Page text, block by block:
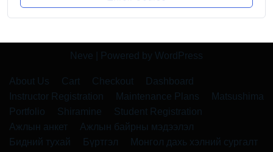
Neve | Powered by WordPress
About Us Cart Checkout
Dashboard
Instructor Registration
Maintenance Plans
Matsushima
Portfolio
Shiramine
Student Registration
Ажлын анкет
Ажлын байрны мэдээлэл
Бидний тухай
Бүртгэл Монгол дахь хэлний сургалт